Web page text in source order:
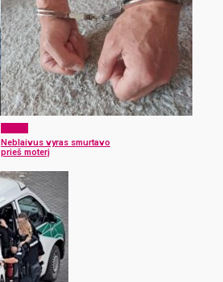
Neblaivus vyras smurtavo
prieš moterį